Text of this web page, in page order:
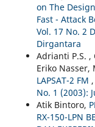
on The
Fast - Attack
Vol. 17 No. 2
Dirgantara
Adrianti P.S. ,
Eriko Nasser,
LAPSAT-2 FM ,
No. 1 (2003):
Atik Bintoro,
RX-150-LPN